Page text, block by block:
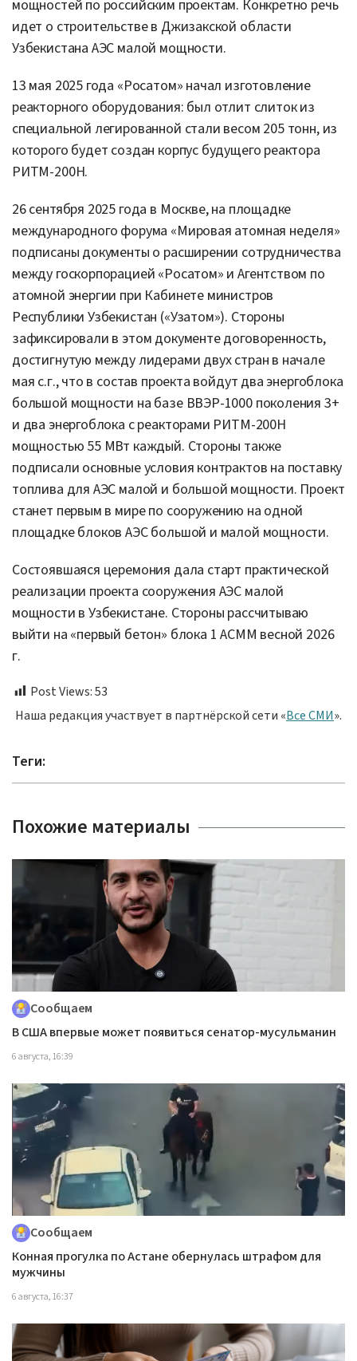
мощностей по российским проектам. Конкретно речь
идет о строительстве в Джизакской области
Узбекистана АЭС малой мощности.
13 мая 2025 года «Росатом» начал изготовление
реакторного оборудования: был отлит слиток из
специальной легированной стали весом 205 тонн, из
которого будет создан корпус будущего реактора
РИТМ-200Н.
26 сентября 2025 года в Москве, на площадке
международного форума «Мировая атомная неделя»
подписаны документы о расширении сотрудничества
между госкорпорацией «Росатом» и Агентством по
атомной энергии при Кабинете министров
Республики Узбекистан («Узатом»). Стороны
зафиксировали в этом документе договоренность,
достигнутую между лидерами двух стран в начале
мая с.г., что в состав проекта войдут два энергоблока
большой мощности на базе ВВЭР-1000 поколения 3+
и два энергоблока с реакторами РИТМ-200Н
мощностью 55 МВт каждый. Стороны также
подписали основные условия контрактов на поставку
топлива для АЭС малой и большой мощности. Проект
станет первым в мире по сооружению на одной
площадке блоков АЭС большой и малой мощности.
Состоявшаяся церемония дала старт практической
реализации проекта сооружения АЭС малой
мощности в Узбекистане. Стороны рассчитываю
выйти на «первый бетон» блока 1 АСММ весной 2026
г.
Post Views:53
Наша редакция участвует в партнёрской сети «Все СМИ».
Теги:
Похожие материалы
Сообщаем
В США впервые может появиться сенатор-мусульманин
6 августа, 16:39
Сообщаем
Конная прогулка по Астане обернулась штрафом для
мужчины
6 августа, 16:37